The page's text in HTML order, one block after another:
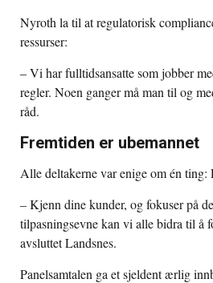
Nyroth la til at regulatorisk
ressurser:
– Vi har fulltidsansatte som jobber
regler. Noen ganger må man til og
råd.
Fremtiden er ubemannet
Alle deltakerne var enige om én ting:
– Kjenn dine kunder, og fokuser på
tilpasningsevne kan vi alle bidra til å
avsluttet Landsnes.
Panelsamtalen ga et sjeldent ærlig